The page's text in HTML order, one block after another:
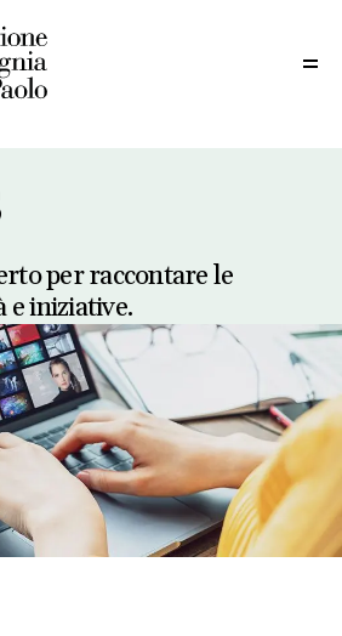
per raccontare le
e iniziative.